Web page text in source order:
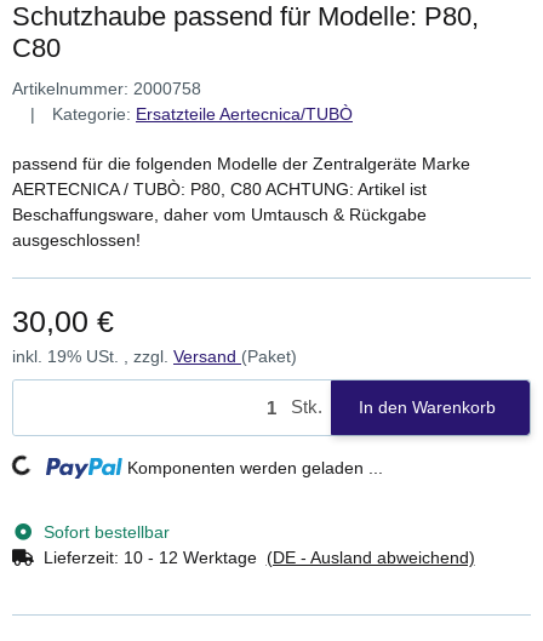
Schutzhaube passend für Modelle: P80,
C80
Artikelnummer: 2000758
Kategorie: Ersatzteile Aertecnica/TUBÒ
passend für die folgenden Modelle der Zentralgeräte Marke
AERTECNICA / TUBÒ: P80, C80 ACHTUNG: Artikel ist
Beschaffungsware, daher vom Umtausch & Rückgabe
ausgeschlossen!
30,00 €
inkl. 19% USt. , zzgl. Versand (Paket)
Stk. In den Warenkorb
Loading... Komponenten werden geladen ...
Sofort bestellbar
Lieferzeit: 10 - 12 Werktage (DE - Ausland abweichend)